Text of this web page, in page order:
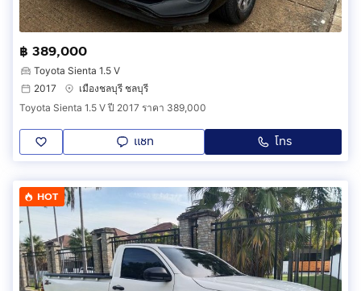
฿ 389,000
Toyota Sienta 1.5 V
2017
เมืองชลบุรี ชลบุรี
Toyota Sienta 1.5 V ปี 2017 ราคา 389,000
แชท โทร
HOT